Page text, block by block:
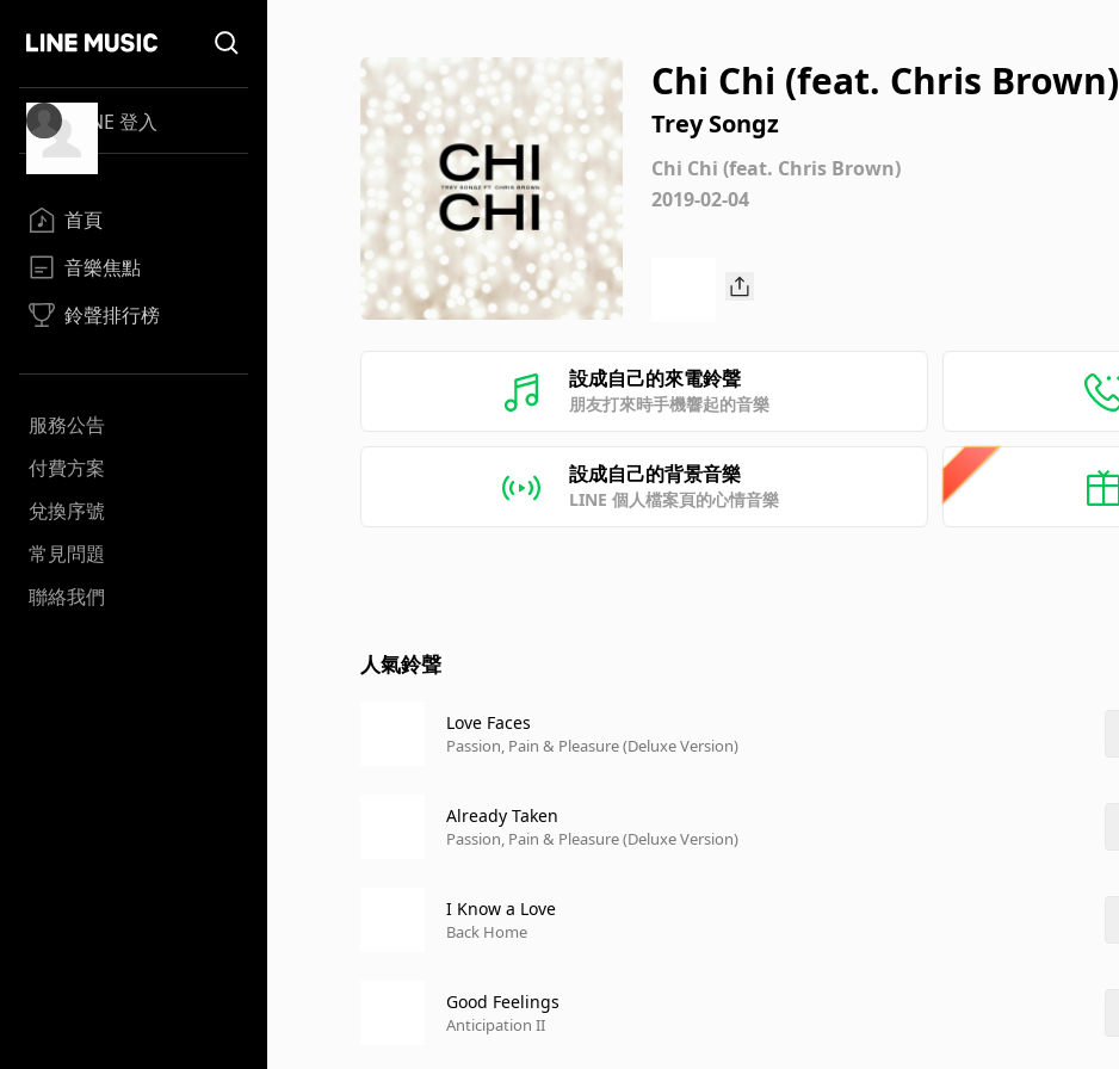
LINE 登入
首頁
音樂焦點
鈴聲排行榜
服務公告
付費方案
兌換序號
常見問題
聯絡我們
Chi Chi (feat. Chris Brown)
Trey Songz
Chi Chi (feat. Chris Brown)
2019-02-04
設成自己的來電鈴聲
朋友打來時手機響起的音樂
設成自己的背景音樂
LINE 個人檔案頁的心情音樂
人氣鈴聲
Love Faces
Passion, Pain & Pleasure (Deluxe Version)
Already Taken
Passion, Pain & Pleasure (Deluxe Version)
I Know a Love
Back Home
Good Feelings
Anticipation II